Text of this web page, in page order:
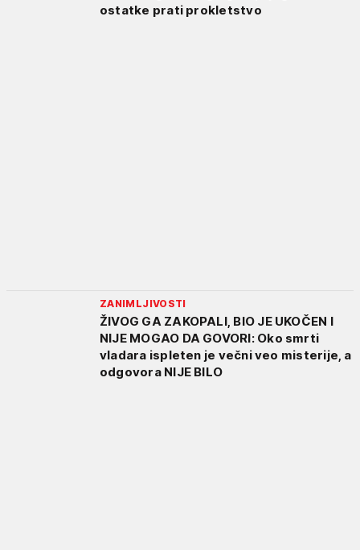
ostatke prati prokletstvo
ZANIMLJIVOSTI
ŽIVOG GA ZAKOPALI, BIO JE UKOČEN I
NIJE MOGAO DA GOVORI: Oko smrti
vladara ispleten je večni veo misterije, a
odgovora NIJE BILO